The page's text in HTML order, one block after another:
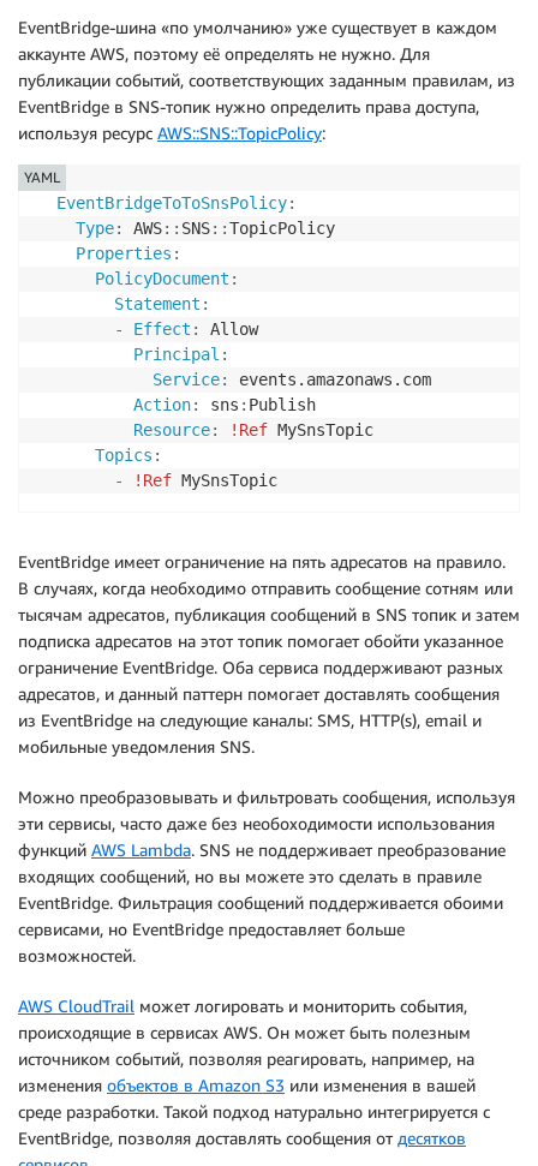
EventBridge-шина «по умолчанию» уже существует в каждом
аккаунте AWS, поэтому её определять не нужно. Для
публикации событий, соответствующих заданным правилам, из
EventBridge в SNS-топик нужно определить права доступа,
используя ресурс AWS::SNS::TopicPolicy:
EventBridgeToToSnsPolicy:
Type: AWS: : SNS: :TopicPolicy
Properties :
PolicyDocument :
Statement :
-
Effect :
Allow
Principal :
Service:
events.amazonaws.com
Action: sns : Publish
Resource: !Ref MySnsTopic
Topics :
-
!Ref MySnsTopic
YAML
EventBridge имеет ограничение на пять адресатов на правило.
В случаях, когда необходимо отправить сообщение сотням или
тысячам адресатов, публикация сообщений в SNS топик и затем
подписка адресатов на этот топик помогает обойти указанное
ограничение EventBridge. Оба сервиса поддерживают разных
адресатов, и данный паттерн помогает доставлять сообщения
из EventBridge на следующие каналы: SMS, HTTP(s), email и
мобильные уведомления SNS.
Можно преобразовывать и фильтровать сообщения, используя
эти сервисы, часто даже без необоходимости использования
функций AWS Lambda. SNS не поддерживает преобразование
входящих сообщений, но вы можете это сделать в правиле
EventBridge. Фильтрация сообщений поддерживается обоими
сервисами, но EventBridge предоставляет больше
возможностей.
AWS CloudTrail может логировать и мониторить события,
происходящие в сервисах AWS. Он может быть полезным
источником событий, позволяя реагировать, например, на
изменения объектов в Amazon S3 или изменения в вашей
среде разработки. Такой подход натурально интегрируется с
EventBridge, позволяя доставлять сообщения отдесятков